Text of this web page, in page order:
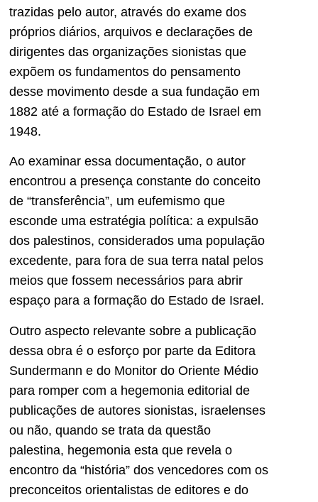
trazidas pelo autor, através do exame dos
próprios diários, arquivos e declarações de
dirigentes das organizações sionistas que
expõem os fundamentos do pensamento
desse movimento desde a sua fundação em
1882 até a formação do Estado de Israel em
1948.
Ao examinar essa documentação, o autor
encontrou a presença constante do conceito
de “transferência”, um eufemismo que
esconde uma estratégia política: a expulsão
dos palestinos, considerados uma população
excedente, para fora de sua terra natal pelos
meios que fossem necessários para abrir
espaço para a formação do Estado de Israel.
Outro aspecto relevante sobre a publicação
dessa obra é o esforço por parte da Editora
Sundermann e do Monitor do Oriente Médio
para romper com a hegemonia editorial de
publicações de autores sionistas, israelenses
ou não, quando se trata da questão
palestina, hegemonia esta que revela o
encontro da “história” dos vencedores com os
preconceitos orientalistas de editores e do